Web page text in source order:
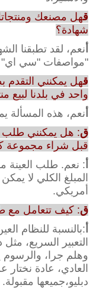
قهل مصنعك
شهادة؟
أنعم، لقد تطبقنا
"مواصفات "سي اي" و
قهل يمكنني التقدم
واحد في بلدنا لبيع
أنعم، هذه المسألة
ق: هل يمكنني طلب
قبل شراء مجموعة
أ: نعم. طلب العينة
أمريكي.
ق: كيف تتعامل مع
أ:بالنسبة للنظام
التعبير السريع،
وهلم جرا، والرسوم
العادي، عادة
دبليو،جميعها مقبولة.